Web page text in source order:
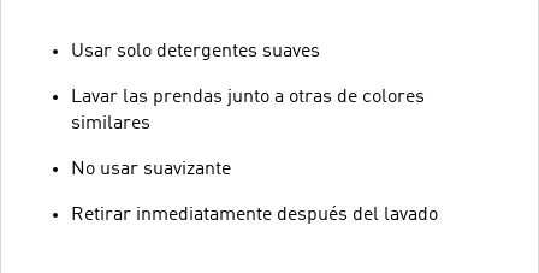
Usar solo detergentes suaves
Lavar las prendas junto a otras de colores
similares
No usar suavizante
Retirar inmediatamente después del lavado